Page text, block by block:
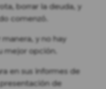
borrar la deuda, y
comenzó.
y no hay
mejor opción.
en sus informes de
de